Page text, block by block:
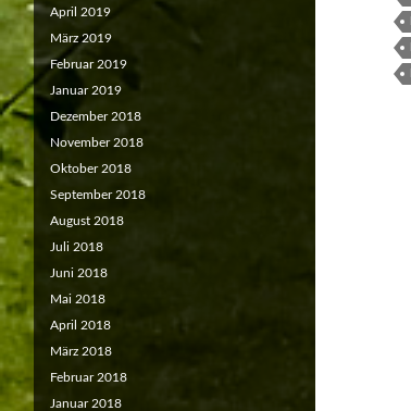
April 2019
März 2019
Februar 2019
Januar 2019
Dezember 2018
November 2018
Oktober 2018
September 2018
August 2018
Juli 2018
Juni 2018
Mai 2018
April 2018
März 2018
Februar 2018
Januar 2018